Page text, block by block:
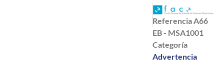
Referencia A66
EB - MSA1001
Categoría
Advertencia